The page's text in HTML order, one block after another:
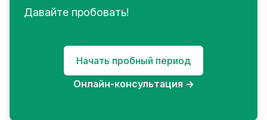
Давайте пробовать!
Начать пробный период
Онлайн-консультация →